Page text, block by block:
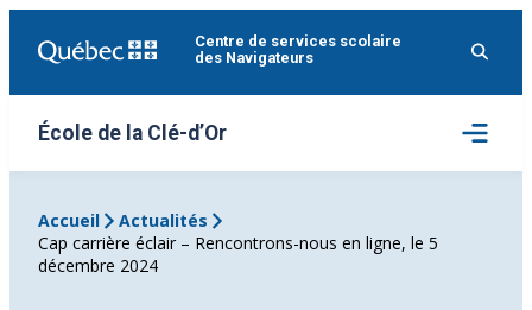
Centre de services scolaire
des Navigateurs
École de la Clé-d’Or
Ouvrir
le
menu
Accueil
Actualités
Cap carrière éclair – Rencontrons-nous en ligne, le 5
décembre 2024